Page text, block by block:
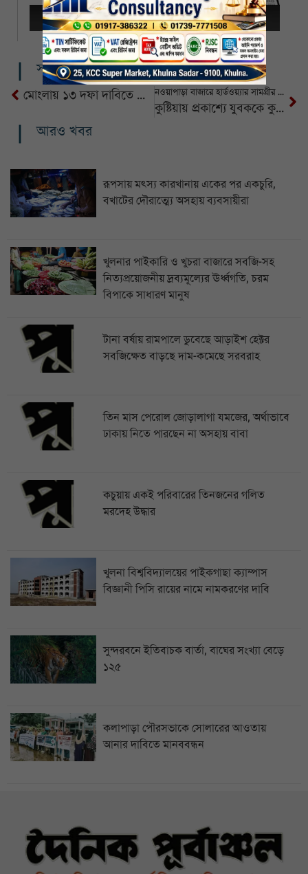
সম্পর্কিত খবর
মোংলায় ১৩ দফা দাবিতে নারী মৎস্যজীবীদের মানববন্ধন নওয়াপাড়া বাজারে হার্ডওয়্যার সামগ্রীর গুদামে আগুন
কুষ্টিয়ায় প্রকাশ্যে যুবককে কুপিয়ে হত্যা
আরও খবর
রূপসায় মৎস্য কারখানায় একের পর একচুরি,
বখাটের দৌরাত্ম্যে অসহায় ব্যবসায়ীরা
খুলনার পাইকারি ও খুচরা বাজারে সবজি-সহ
নিত্যপ্রয়োজনীয় দ্রব্যমূল্যের ঊর্ধ্বগতি, চরম
বিপাকে সাধারণ মানুষ
টানা বর্ষায় রামপালে ডুবেছে আড়াইশ হেক্টর
সবজিক্ষেত বাড়ছে দাম-কমেছে সরবরাহ
তিন মাস পেরোল জোড়ালাগা যমজের, অর্থাভাবে
ঢাকায় নিতে পারছেন না অসহায় বাবা
কচুয়ায় একই পরিবারের তিনজনের গলিত
মরদেহ উদ্ধার
খুলনা বিশ্ববিদ্যালয়ের পাইকগাছা ক্যাম্পাস
বিজ্ঞানী পিসি রায়ের নামে নামকরণের দাবি
সুন্দরবনে ইতিবাচক বার্তা, বাঘের সংখ্যা বেড়ে
১২৫
কলাপাড়া পৌরসভাকে সোলারের আওতায়
আনার দাবিতে মানববন্ধন